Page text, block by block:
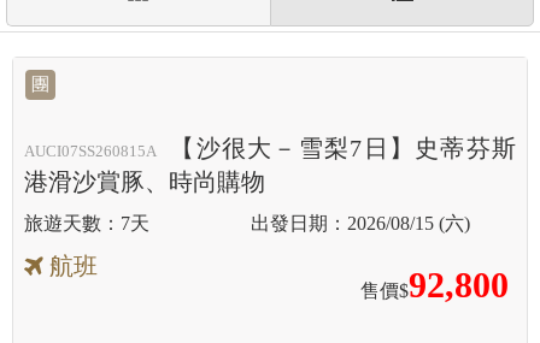
團
AUCI07SS260815A
【沙很大－雪梨7日】史蒂芬斯
港滑沙賞豚、時尚購物
7天 2026/08/15 (六)
航班
售價$92,800